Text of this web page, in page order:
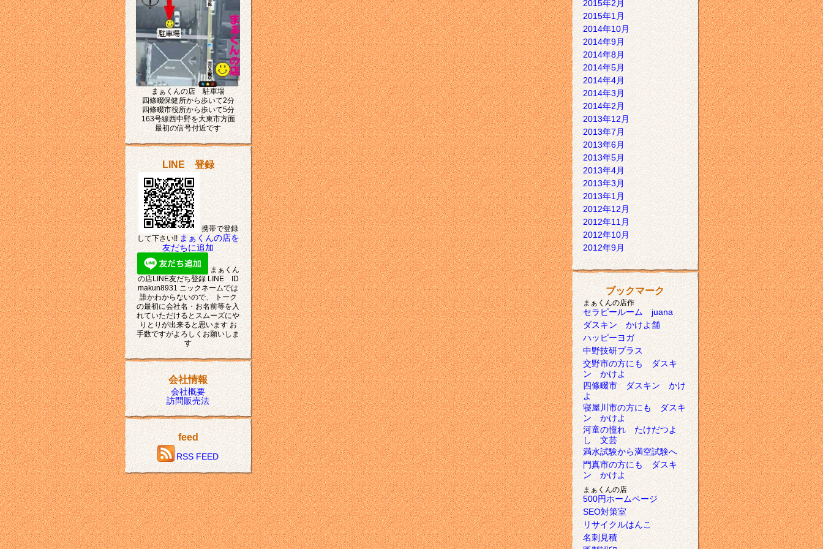
まぁくんの店 駐車場
四條畷保健所から歩いて2分
四條畷市役所から歩いて5分
163号線西中野を大東市方面
最初の信号付近です
LINE 登録
携帯で登録
して下さい!!まぁくんの店を
友だちに追加
まぁくん
の店LINE友だち登録 LINE ID
makun8931 ニックネームでは
誰かわからないので、 トーク
の最初に会社名・お名前等を入
れていただけるとスムーズにや
りとりが出来ると思います お
手数ですがよろしくお願いしま
す
会社情報
会社概要
訪問販売法
feed
RSS FEED
2015年2月
2015年1月
2014年10月
2014年9月
2014年8月
2014年5月
2014年4月
2014年3月
2014年2月
2013年12月
2013年7月
2013年6月
2013年5月
2013年4月
2013年3月
2013年1月
2012年12月
2012年11月
2012年10月
2012年9月
ブックマーク
まぁくんの店作
セラピールーム juana
ダスキン かけよ舗
ハッピーヨガ
中野技研プラス
交野市の方にも ダスキ
ン かけよ
四條畷市 ダスキン かけ
よ
寝屋川市の方にも ダスキ
ン かけよ
河童の憧れ たけだつよ
し 文芸
満水試験から満空試験へ
門真市の方にも ダスキ
ン かけよ
まぁくんの店
500円ホームページ
SEO対策室
リサイクルはんこ
名刺見積